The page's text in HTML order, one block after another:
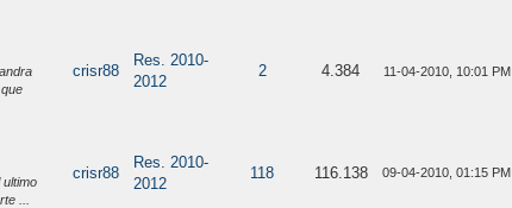
crisr88
Res. 2010-
2012
2 4.384 11-04-2010, 10:01 PM
ultimo
...
crisr88
Res. 2010-
2012
118 116.138 09-04-2010, 01:15 PM